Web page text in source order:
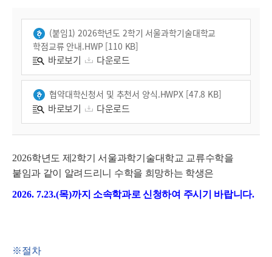
(붙임1) 2026학년도 2학기 서울과학기술대학교
학점교류 안내.HWP [110 KB]
바로보기 다운로드
협약대학신청서 및 추천서 양식.HWPX [47.8 KB]
바로보기 다운로드
2026학년도 제2학기 서울과학기술대학교 교류수학을
붙임과 같이 알려드리니 수학을 희망하는 학생은
2026. 7.23.(목)까지 소속학과로 신청하여 주시기 바랍니다.
※절차